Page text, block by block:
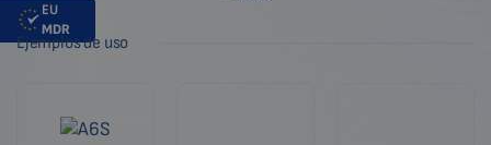
EU
MDR
Ejemplos de uso